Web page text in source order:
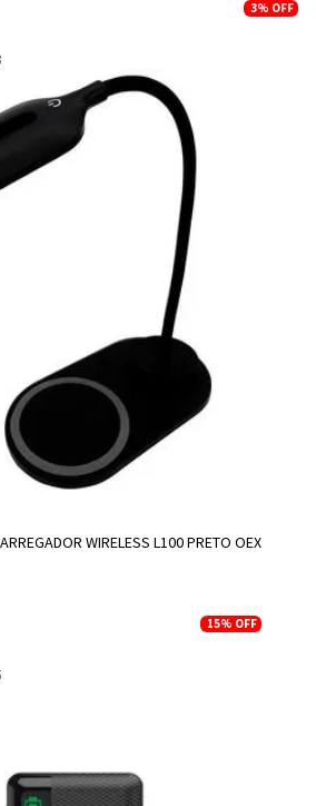
3% OFF
WIRELESS L100 PRETO OEX
15% OFF